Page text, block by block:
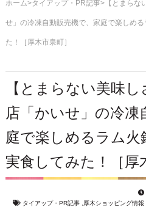
ホーム タイアップ・PR記事 【とまらな
せ」の冷凍自動販売機で、家庭で楽しめ
た！［厚木市泉町］
【とまらない美味
店「かいせ」の冷凍
庭で楽しめるラム
実食してみた！［厚
タイアップ・PR記事
厚木ショッピング情報